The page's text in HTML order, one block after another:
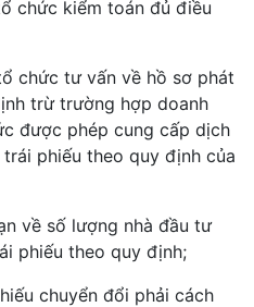
chức kiểm toán đủ điều
chức tư vấn về hồ sơ phát
trừ trường hợp doanh
được phép cung cấp dịch
phiếu theo quy định của
về số lượng nhà đầu tư
phiếu theo quy định;
chuyển đổi phải cách